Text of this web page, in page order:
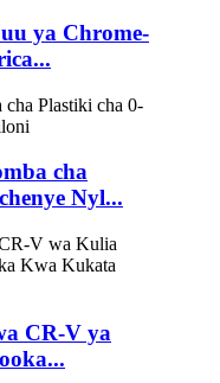
ya Chrome-
cha
Nyl...
CR-V ya